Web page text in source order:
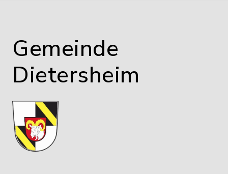
Gemeinde
Dietersheim